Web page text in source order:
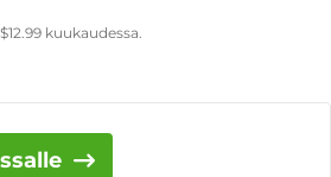
$12.99 kuukaudessa.